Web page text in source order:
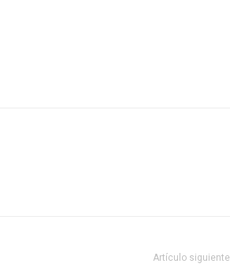
Artículo siguiente